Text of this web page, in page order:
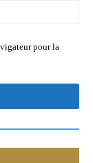
pour la